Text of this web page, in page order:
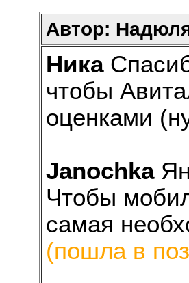
Автор:
Ника
чтобы
оценками
Janochka
Чтобы
самая
(пошла в